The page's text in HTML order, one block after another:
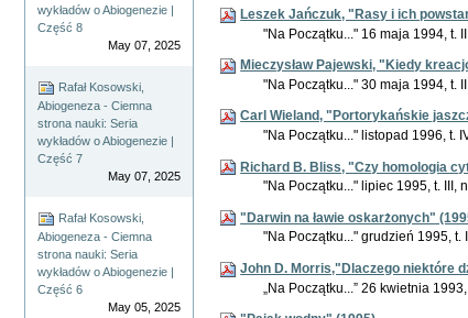
wykładów o Abiogenezie |
Część 8
May 07, 2025
Rafał Kosowski,
Abiogeneza - Ciemna
strona nauki: Seria
wykładów o Abiogenezie |
Część 7
May 07, 2025
Rafał Kosowski,
Abiogeneza - Ciemna
strona nauki: Seria
wykładów o Abiogenezie |
Część 6
May 05, 2025
Leszek Jańczuk, "Rasy i ich
"Na Początku..." 16 maja 1994, t.
Mieczysław Pajewski, "Kiedy
"Na Początku..." 30 maja 1994, t.
Carl Wieland, "Portorykańskie
"Na Początku..." listopad 1996, t.
Richard B. Bliss, "Czy homologia
"Na Początku..." lipiec 1995, t. III,
"Darwin na ławie oskarżonych"
"Na Początku..." grudzień 1995, t.
John D. Morris,"Dlaczego niektóre
„Na Początku...” 26 kwietnia